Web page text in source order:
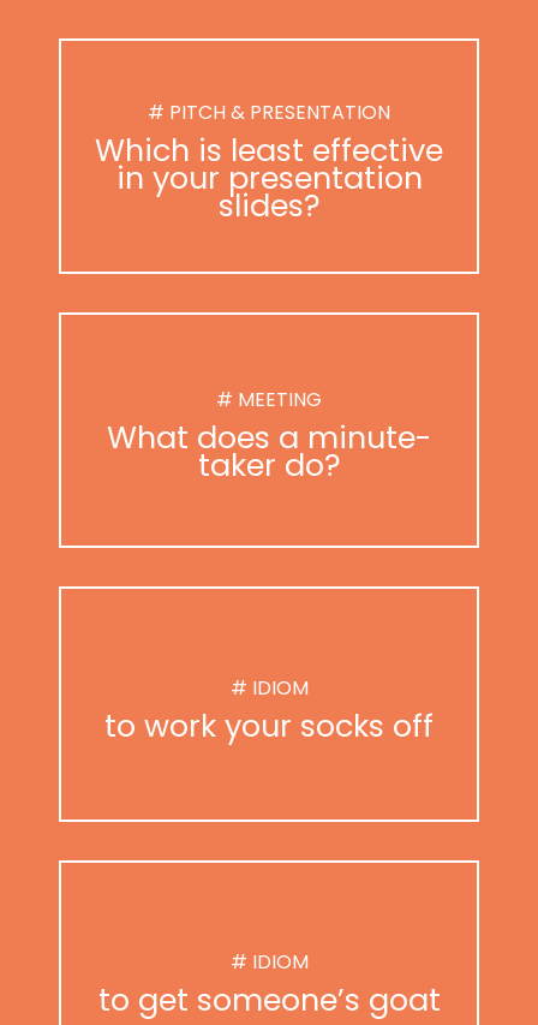
# PITCH & PRESENTATION
Which is least effective
in your presentation
slides?
# MEETING
What does a minute-
taker do?
# IDIOM
to work your socks off
# IDIOM
to get someone’s goat